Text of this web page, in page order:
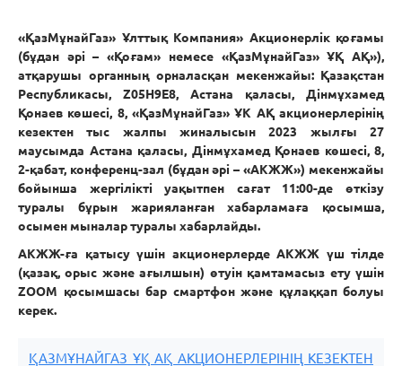
«ҚазМұнайГаз» Ұлттық Компания» Акционерлік қоғамы
(бұдан әрі – «Қоғам» немесе «ҚазМұнайГаз» ҰҚ АҚ»),
атқарушы органның орналасқан мекенжайы: Қазақстан
Республикасы, Z05Н9Е8, Астана қаласы, Дінмұхамед
Қонаев көшесі, 8, «ҚазМұнайГаз» ҰК АҚ акционерлерінің
кезектен тыс жалпы жиналысын 2023 жылғы 27
маусымда Астана қаласы, Дінмұхамед Қонаев көшесі, 8,
2-қабат, конференц-зал (бұдан әрі – «АКЖЖ») мекенжайы
бойынша жергілікті уақытпен сағат 11:00-де өткізу
туралы бұрын жарияланған хабарламаға қосымша,
осымен мыналар туралы хабарлайды.
АКЖЖ-ға қатысу үшін акционерлерде АКЖЖ үш тілде
(қазақ, орыс және ағылшын) өтуін қамтамасыз ету үшін
ZOOM қосымшасы бар смартфон және құлаққап болуы
керек.
ҚАЗМҰНАЙГАЗ ҰҚ АҚ АКЦИОНЕРЛЕРІНІҢ КЕЗЕКТЕН